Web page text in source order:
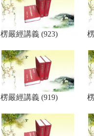
楞嚴經講義 (923)
楞嚴經講義 (919)